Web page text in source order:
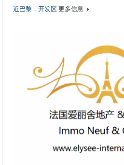
近巴黎，开发区更多信息